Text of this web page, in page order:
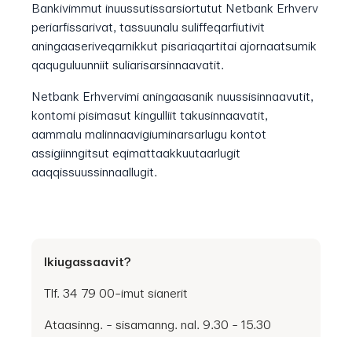
Bankivimmut inuussutissarsiortutut Netbank Erhverv
periarfissarivat, tassuunalu suliffeqarfiutivit
aningaaseriveqarnikkut pisariaqartitai ajornaatsumik
qaquguluunniit suliarisarsinnaavatit.
Netbank Erhvervimi aningaasanik nuussisinnaavutit,
kontomi pisimasut kingulliit takusinnaavatit,
aammalu malinnaavigiuminarsarlugu kontot
assigiinngitsut eqimattaakkuutaarlugit
aaqqissuussinnaallugit.
Ikiugassaavit?
Tlf. 34 79 00-imut sianerit
Ataasinng. - sisamanng. nal. 9.30 - 15.30